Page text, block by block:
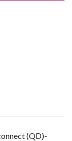
(QD)-